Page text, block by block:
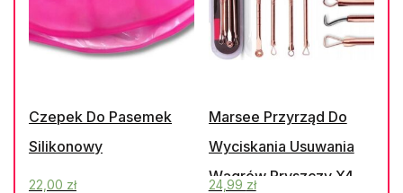
Czepek Do Pasemek
Silikonowy
22,00 zł
Marsee Przyrząd Do
Wyciskania Usuwania
Wągrów Pryszczy X4
24,99 zł